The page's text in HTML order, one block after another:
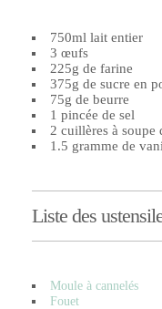
750ml lait entier
3 œufs
225g de farine
375g de sucre en
75g de beurre
1 pincée de sel
2 cuillères à
1.5 gramme de
Liste des
Moule à cannelés
Fouet